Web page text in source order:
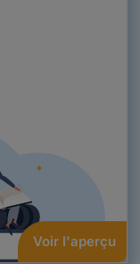
Voir l'aperçu